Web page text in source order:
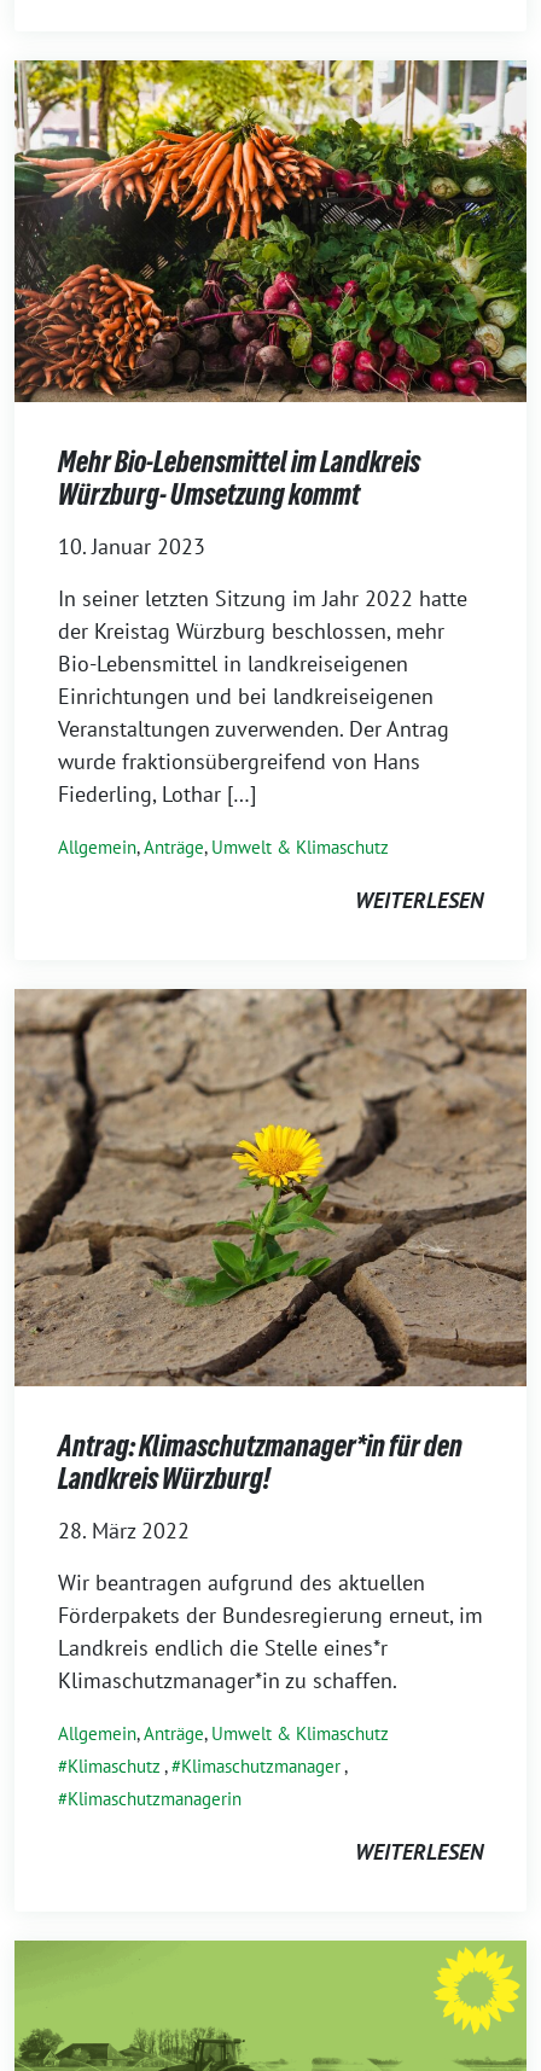
Mehr Bio-Lebensmittel im Landkreis
Würzburg- Umsetzung kommt
10. Januar 2023
In seiner letzten Sitzung im Jahr 2022 hatte
der Kreistag Würzburg beschlossen, mehr
Bio-Lebensmittel in landkreiseigenen
Einrichtungen und bei landkreiseigenen
Veranstaltungen zuverwenden. Der Antrag
wurde fraktionsübergreifend von Hans
Fiederling, Lothar […]
Allgemein,Anträge, Umwelt & Klimaschutz
WEITERLESEN
Antrag: Klimaschutzmanager*in für den
Landkreis Würzburg!
28. März 2022
Wir beantragen aufgrund des aktuellen
Förderpakets der Bundesregierung erneut, im
Landkreis endlich die Stelle eines*r
Klimaschutzmanager*in zu schaffen.
Allgemein,Anträge, Umwelt & Klimaschutz
Klimaschutz , Klimaschutzmanager,
Klimaschutzmanagerin
WEITERLESEN